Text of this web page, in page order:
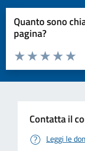
Quanto sono
pagina?
Valuta da 1 a 5 stelle la
Valuta 4
Valuta 3
Valuta 2 stelle
Valuta 1 stelle su 5
Contatta il
Leggi le